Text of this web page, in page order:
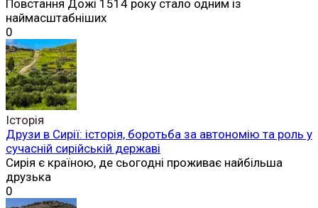
Повстання Дожі 1514 року стало одним із
наймасштабніших
0
Історія
Друзи в Сирії: історія, боротьба за автономію та роль у
сучасній сирійській державі
Сирія є країною, де сьогодні проживає найбільша
друзька
0